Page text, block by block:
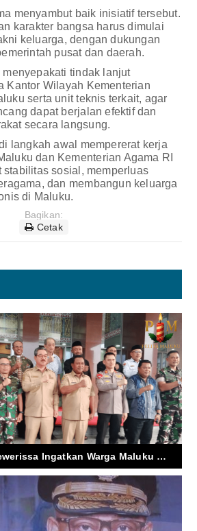
menyambut baik inisiatif tersebut.
karakter bangsa harus dimulai
keluarga, dengan dukungan
pusat dan daerah.
tindak lanjut
Kantor Wilayah Kementerian
serta unit teknis terkait, agar
dapat berjalan efektif dan
secara langsung.
langkah awal mempererat kerja
dan Kementerian Agama RI
stabilitas sosial, memperluas
dan membangun keluarga
di Maluku.
Bagikan:
Cetak
Cegah Konflik, Lewerissa Ingatkan Warga Maluku Lawan Isu Provokatif